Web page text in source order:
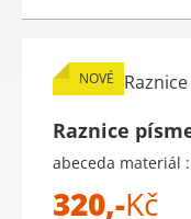
NOVÉ
Raznice
abeceda materiál :
320,-Kč